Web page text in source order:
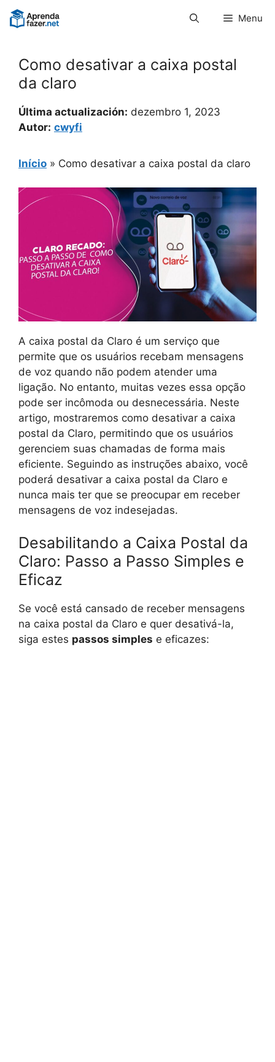
Pular
para
Menu
Como desativar a caixa postal
da claro
Última actualización: dezembro 1, 2023
Autor: cwyfi
Início » Como desativar a caixa postal da claro
A caixa postal da Claro é um serviço que
permite que os usuários recebam mensagens
de voz quando não podem atender uma
ligação. No entanto, muitas vezes essa opção
pode ser incômoda ou desnecessária. Neste
artigo, mostraremos como desativar a caixa
postal da Claro, permitindo que os usuários
gerenciem suas chamadas de forma mais
eficiente. Seguindo as instruções abaixo, você
poderá desativar a caixa postal da Claro e
nunca mais ter que se preocupar em receber
mensagens de voz indesejadas.
Desabilitando a Caixa Postal da
Claro: Passo a Passo Simples e
Eficaz
Se você está cansado de receber mensagens
na caixa postal da Claro e quer desativá-la,
siga estes passos simples e eficazes: